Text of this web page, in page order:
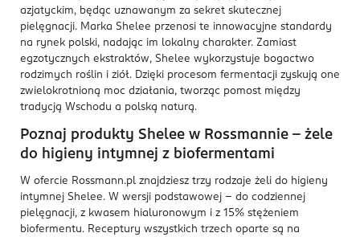
azjatyckim, będąc uznawanym za sekret skutecznej
pielęgnacji. Marka Shelee przenosi te innowacyjne standardy
na rynek polski, nadając im lokalny charakter. Zamiast
egzotycznych ekstraktów, Shelee wykorzystuje bogactwo
rodzimych roślin i ziół. Dzięki procesom fermentacji zyskują one
zwielokrotnioną moc działania, tworząc pomost między
tradycją Wschodu a polską naturą.
Poznaj produkty Shelee w Rossmannie - żele
do higieny intymnej z biofermentami
W ofercie Rossmann.pl znajdziesz trzy rodzaje żeli do higieny
intymnej Shelee. W wersji podstawowej - do codziennej
pielęgnacji, z kwasem hialuronowym i z 15% stężeniem
biofermentu. Receptury wszystkich trzech oparte są na